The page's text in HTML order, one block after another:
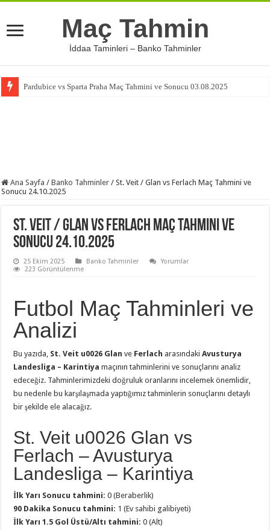
Maç Tahmin
İddaa Taminleri – Banko Tahminler
Pardubice vs Sparta Praha Maç Tahmini ve Sonucu 03.08.2025
Ana Sayfa / Banko Tahminler / St. Veit / Glan vs Ferlach Maç Tahmini ve
Sonucu 24.10.2025
St. Veit / Glan vs Ferlach Maç Tahmini ve
Sonucu 24.10.2025
25 Ekim 2025 Banko Tahminler
Yorumlar
223 Görüntülenme
Futbol Maç Tahminleri ve
Analizi
Bu yazıda, St. Veit u0026 Glan ve Ferlach arasındakiAvusturya
Landesliga – Karintiya maçının tahminlerini ve sonuçlarını analiz
edeceğiz. Tahminlerimizdeki doğruluk oranlarını incelemek önemlidir,
bu nedenle bu karşılaşmada yaptığımız tahminlerin sonuçlarını detaylı
bir şekilde ele alacağız.
St. Veit u0026 Glan vs
Ferlach – Avusturya
Landesliga – Karintiya
İlk Yarı Sonucu tahmini: 0 (Beraberlik)
90 Dakika Sonucu tahmini: 1 (Ev sahibi galibiyeti)
İlk Yarı 1.5 Gol Üstü/Altı tahmini: 0 (Alt)